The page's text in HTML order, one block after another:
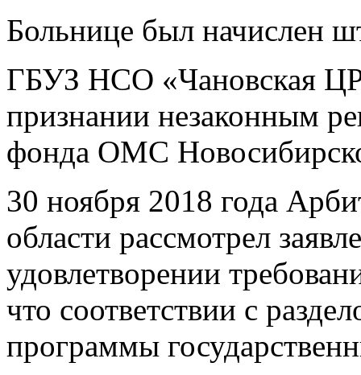
Больнице был начислен
ГБУЗ НСО «Чановская
признании незаконным
фонда ОМС
30 ноября 2018 года
области рассмотрел
удовлетворении
что соответствии с
программы